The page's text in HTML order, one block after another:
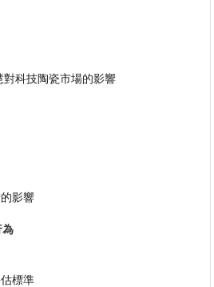
對科技陶瓷市場的影響
影響
為
標準